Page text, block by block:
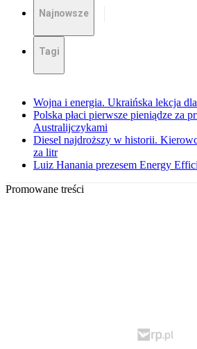
Najnowsze
Tagi
Wojna i energia. Ukraińska lekcja
Polska płaci pierwsze pieniądze za
Australijczykami
Diesel najdroższy w historii.
za litr
Luiz Hanania prezesem Energy
Promowane treści